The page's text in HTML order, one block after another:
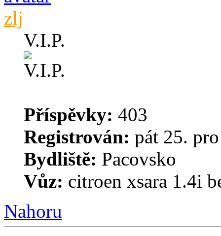
zlj
V.I.P.
Příspěvky: 403
Registrován: pát 25.
Bydliště: Pacovsko
Vůz: citroen xsara 1.4i
Nahoru